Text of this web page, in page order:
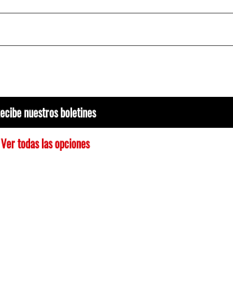
nuestros boletines
Ver todas las opciones